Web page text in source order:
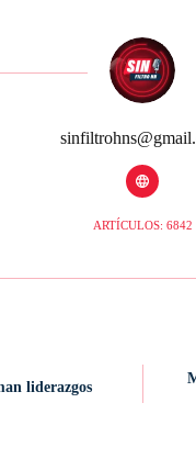
ARTÍCULOS: 6842
liderazgos